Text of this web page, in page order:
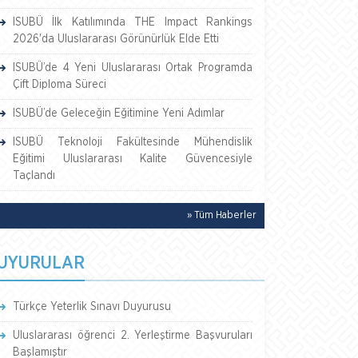
ISUBÜ İlk Katılımında THE Impact Rankings
2026'da Uluslararası Görünürlük Elde Etti
ISUBÜ’de 4 Yeni Uluslararası Ortak Programda
Çift Diploma Süreci
ISUBÜ’de Geleceğin Eğitimine Yeni Adımlar
ISUBÜ Teknoloji Fakültesinde Mühendislik
Eğitimi Uluslararası Kalite Güvencesiyle
Taçlandı
» Tüm Haberler
Türkçe Yeterlik Sınavı Duyurusu
Uluslararası öğrenci 2. Yerleştirme Başvuruları
Başlamıştır